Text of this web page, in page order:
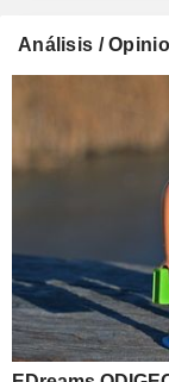
Análisis /